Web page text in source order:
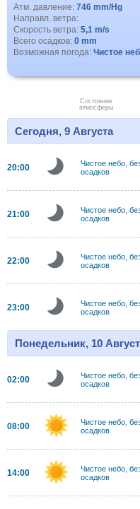
Атм. давление: 746 mm/Hg
Направл. ветра:
Скорость ветра: 5,1 m/s
Всего осадков: 0 mm
Возможная погода: Чистое
Состояние
атмосферы
Сегодня, 9 Августа
20:00
Чистое небо,
осадков
21:00
Чистое небо,
осадков
22:00
Чистое небо,
осадков
23:00
Чистое небо,
осадков
Понедельник, 10
02:00
Чистое небо,
осадков
08:00
Чистое небо,
осадков
14:00
Чистое небо,
осадков